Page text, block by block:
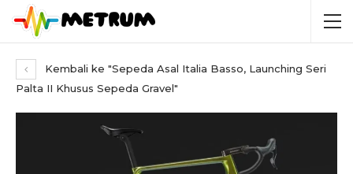
Kembali ke "Sepeda Asal Italia Basso, Launching Seri
Palta II Khusus Sepeda Gravel"